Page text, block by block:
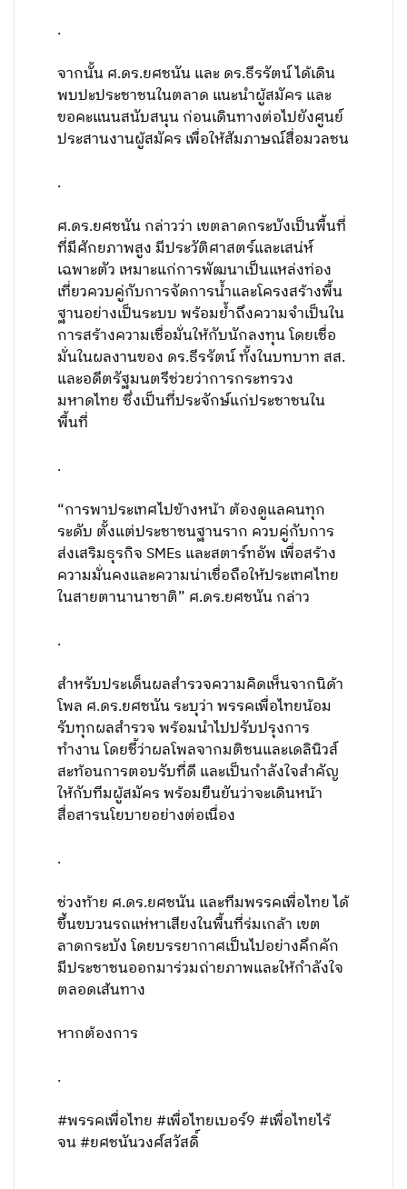
.
จากนั้น ศ.ดร.ยศชนัน และ ดร.ธีรรัตน์ ได้เดิน
พบปะประชาชนในตลาด แนะนำผู้สมัคร และ
ขอคะแนนสนับสนุน ก่อนเดินทางต่อไปยังศูนย์
ประสานงานผู้สมัคร เพื่อให้สัมภาษณ์สื่อมวลชน
.
ศ.ดร.ยศชนัน กล่าวว่า เขตลาดกระบังเป็นพื้นที่
ที่มีศักยภาพสูง มีประวัติศาสตร์และเสน่ห์
เฉพาะตัว เหมาะแก่การพัฒนาเป็นแหล่งท่อง
เที่ยวควบคู่กับการจัดการน้ำและโครงสร้างพื้น
ฐานอย่างเป็นระบบ พร้อมย้ำถึงความจำเป็นใน
การสร้างความเชื่อมั่นให้กับนักลงทุน โดยเชื่อ
มั่นในผลงานของ ดร.ธีรรัตน์ ทั้งในบทบาท สส.
และอดีตรัฐมนตรีช่วยว่าการกระทรวง
มหาดไทย ซึ่งเป็นที่ประจักษ์แก่ประชาชนใน
พื้นที่
.
“การพาประเทศไปข้างหน้า ต้องดูแลคนทุก
ระดับ ตั้งแต่ประชาชนฐานราก ควบคู่กับการ
ส่งเสริมธุรกิจ SMEs และสตาร์ทอัพ เพื่อสร้าง
ความมั่นคงและความน่าเชื่อถือให้ประเทศไทย
ในสายตานานาชาติ” ศ.ดร.ยศชนัน กล่าว
.
สำหรับประเด็นผลสำรวจความคิดเห็นจากนิด้า
โพล ศ.ดร.ยศชนัน ระบุว่า พรรคเพื่อไทยน้อม
รับทุกผลสำรวจ พร้อมนำไปปรับปรุงการ
ทำงาน โดยชี้ว่าผลโพลจากมติชนและเดลินิวส์
สะท้อนการตอบรับที่ดี และเป็นกำลังใจสำคัญ
ให้กับทีมผู้สมัคร พร้อมยืนยันว่าจะเดินหน้า
สื่อสารนโยบายอย่างต่อเนื่อง
.
ช่วงท้าย ศ.ดร.ยศชนัน และทีมพรรคเพื่อไทย ได้
ขึ้นขบวนรถแห่หาเสียงในพื้นที่ร่มเกล้า เขต
ลาดกระบัง โดยบรรยากาศเป็นไปอย่างคึกคัก
มีประชาชนออกมาร่วมถ่ายภาพและให้กำลังใจ
ตลอดเส้นทาง
หากต้องการ
.
#พรรคเพื่อไทย #เพื่อไทยเบอร์9 #เพื่อไทยไร้
จน #ยศชนันวงศ์สวัสดิ์